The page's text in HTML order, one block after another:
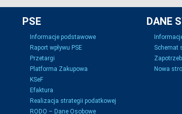
PSE
Informacje podstawowe
Raport wpływu PSE
Przetargi
Platforma Zakupowa
KSeF
Efaktura
Realizacja strategii podatkowej
RODO – Dane Osobowe
DANE
Schemat
Nowa